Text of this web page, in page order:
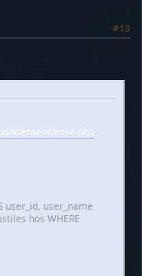
#13
xtense/xtense.php
user_id, user_name
hos WHERE